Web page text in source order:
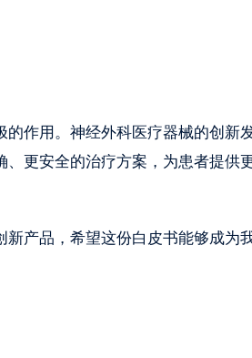
作用。神经外科医疗器械的创新
更安全的治疗方案，为患者提供
产品，希望这份白皮书能够成为